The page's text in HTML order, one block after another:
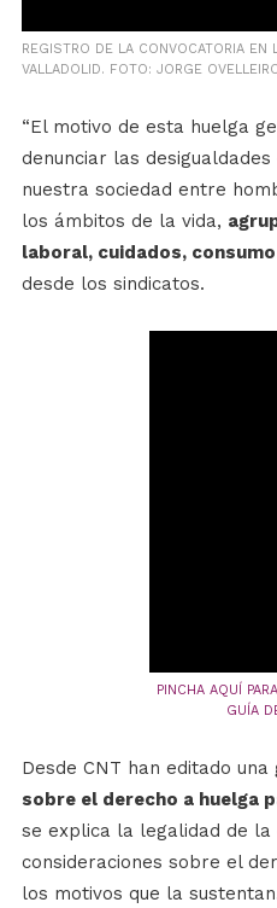
REGISTRO DE LA CONVOCATORIA EN
VALLADOLID. FOTO: JORGE
“El motivo de esta huelga
denunciar las
nuestra sociedad entre
los ámbitos de la vida,
laboral, cuidados,
desde los sindicatos.
PINCHA AQUÍ
GUÍA
Desde CNT han editado una
sobre el derecho a huelga
se explica la legalidad de
consideraciones sobre el
los motivos que la